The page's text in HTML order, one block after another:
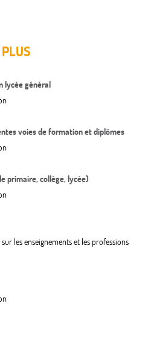
lycée général
voies de formation et diplômes
primaire, collège, lycée)
les enseignements et les professions